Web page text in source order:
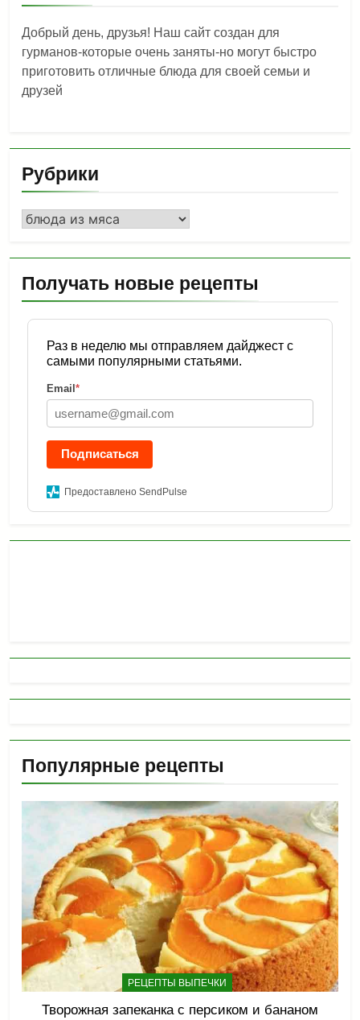
Добрый день, друзья! Наш сайт создан для
гурманов-которые очень заняты-но могут быстро
приготовить отличные блюда для своей семьи и
друзей
Рубрики
Рубрики
Получать новые рецепты
Раз в неделю мы отправляем дайджест с
самыми популярными статьями.
Email *
Подписаться
Предоставлено SendPulse
Популярные рецепты
РЕЦЕПТЫ ВЫПЕЧКИ
Творожная запеканка с персиком и бананом